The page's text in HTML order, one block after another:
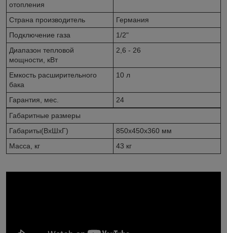
отопления
Страна производитель
Германия
Подключение газа
1/2"
Диапазон тепловой
мощности, кВт
2,6 - 26
Емкость расширительного
бака
10 л
Гарантия, мес.
24
Габаритные размеры
Габариты(ВхШхГ)
850х450х360 мм
Масса, кг
43 кг